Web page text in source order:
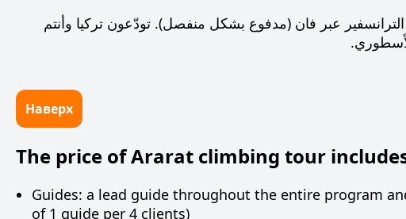
الترانسفير عبر فان (مدفوع بشكل منفصل). تودّعون تركيا وأنتم
Наверх
The price of Ararat climbing tour
Guides: a lead guide throughout the entire program
of 1 guide per 4 clients)